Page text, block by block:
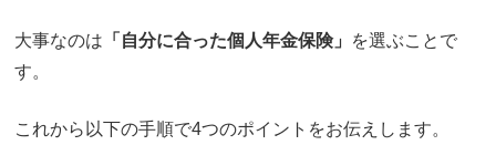
大事なのは 「自分に合った個人年金保険」
を選ぶことで
す。
これから以下の手順で4つのポイントをお伝えします。